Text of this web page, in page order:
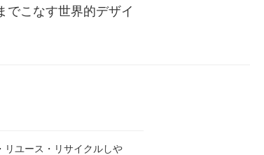
でこなす世界的デザイ
リユース・リサイクルしや